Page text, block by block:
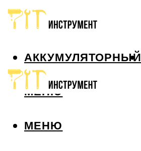
АККУМУЛЯТОРНЫЙ
МЕНЮ
МЕНЮ